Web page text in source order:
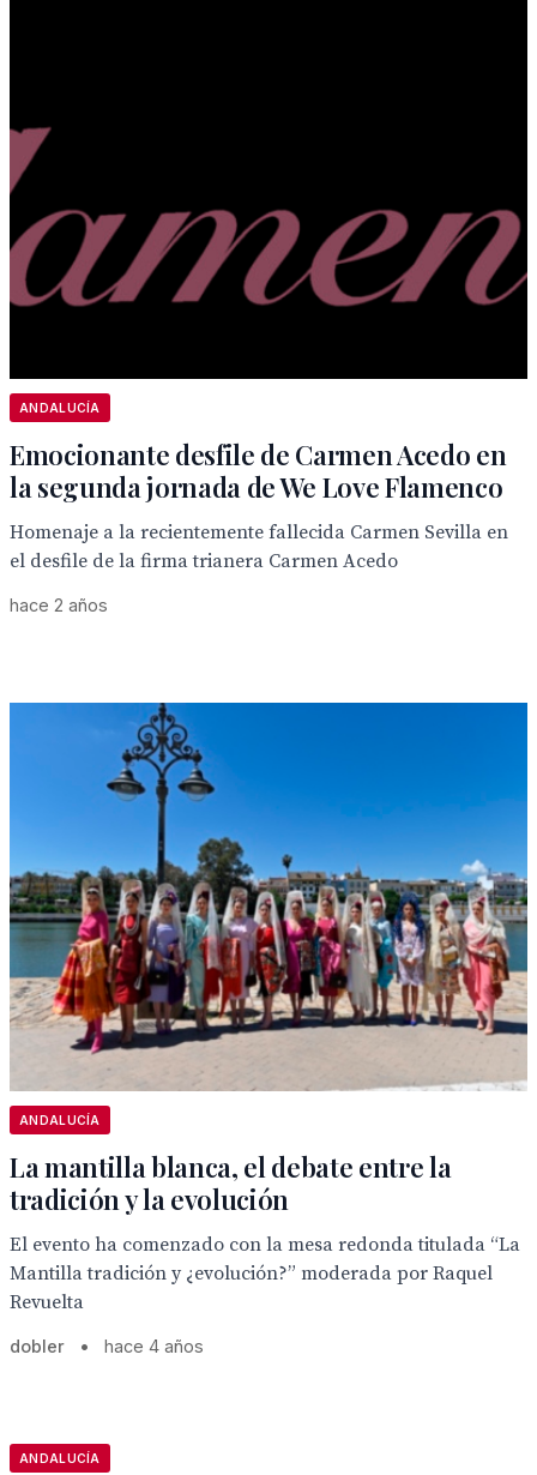
ANDALUCÍA
Emocionante desfile de Carmen Acedo en
la segunda jornada de We Love Flamenco
Homenaje a la recientemente fallecida Carmen Sevilla en
el desfile de la firma trianera Carmen Acedo
hace 2 años
ANDALUCÍA
La mantilla blanca, el debate entre la
tradición y la evolución
El evento ha comenzado con la mesa redonda titulada “La
Mantilla tradición y ¿evolución?” moderada por Raquel
Revuelta
dobler • hace 4 años
ANDALUCÍA